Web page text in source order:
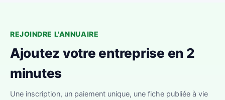
REJOINDRE L'ANNUAIRE
Ajoutez votre entreprise en 2
minutes
Une inscription, un paiement unique, une fiche publiée à vie